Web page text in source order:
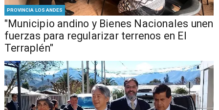
PROVINCIA LOS ANDES
"Municipio andino y Bienes Nacionales unen
fuerzas para regularizar terrenos en El
Terraplén"